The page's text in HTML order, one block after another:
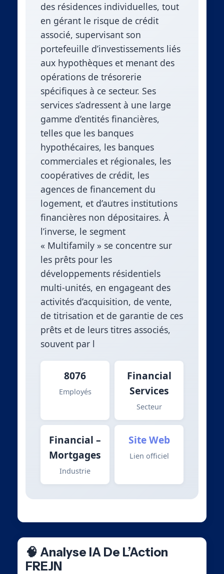
des résidences individuelles, tout
en gérant le risque de crédit
associé, supervisant son
portefeuille d’investissements liés
aux hypothèques et menant des
opérations de trésorerie
spécifiques à ce secteur. Ses
services s’adressent à une large
gamme d’entités financières,
telles que les banques
hypothécaires, les banques
commerciales et régionales, les
coopératives de crédit, les
agences de financement du
logement, et d’autres institutions
financières non dépositaires. À
l’inverse, le segment
« Multifamily » se concentre sur
les prêts pour les
développements résidentiels
multi-unités, en engageant des
activités d’acquisition, de vente,
de titrisation et de garantie de ces
prêts et de leurs titres associés,
souvent par l
8076
Employés
Financial
Services
Secteur
Financial –
Mortgages
Industrie
Site Web
Lien officiel
🧠 Analyse IA De L’Action
FREJN